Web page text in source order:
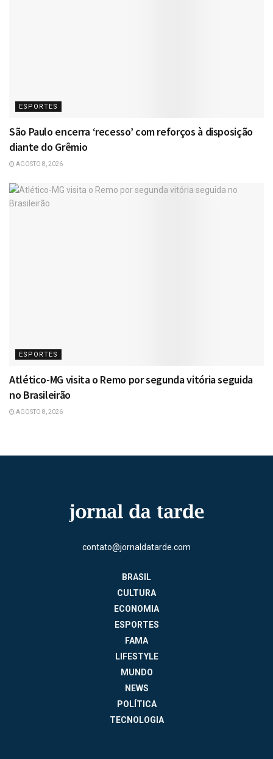
ESPORTES
São Paulo encerra ‘recesso’ com reforços à disposição
diante do Grêmio
AGOSTO 8, 2026
ESPORTES
Atlético-MG visita o Remo por segunda vitória seguida
no Brasileirão
AGOSTO 8, 2026
contato@jornaldatarde.com
BRASIL
CULTURA
ECONOMIA
ESPORTES
FAMA
LIFESTYLE
MUNDO
NEWS
POLÍTICA
TECNOLOGIA